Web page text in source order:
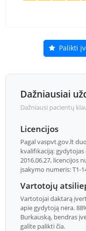
Palikti
Dažniausiai
Dažniausi pacientų
Licencijos
Pagal vaspvt.gov.lt
kvalifikaciją:
2016.06.27, licencijos
įsakymo numeris: T1-
Vartotojų
Vartotojai daktarą
apie gydytoją nėra.
Burkauską, bendras
galite palikti čia.